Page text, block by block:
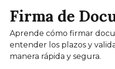
Firma de
Aprende cómo firmar
entender los plazos y
manera rápida y segura.